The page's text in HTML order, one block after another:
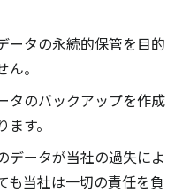
ータの永続的保管を目的
。
タのバックアップを作成
す。
データが当社の過失によ
も当社は一切の責任を負